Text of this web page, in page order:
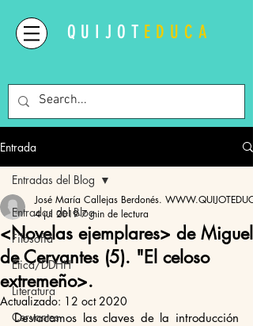
QUIJOT EDUCA
Entrada
Entradas del Blog
Filosofía
Ética/DDHH
Literatura
Cervantes
Entradas del Blog
<Novelas ejemplares> de Miguel
de Cervantes (5). "El celoso
extremeño>.
José María Callejas Berdonés.
4 jul 2019 7 min de lectura
Actualizado: 12 oct 2020
Destacamos las claves de la introducción